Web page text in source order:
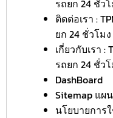
รถยก 24 ชั่ว
ติดต่อเรา :
ยก 24 ชั่วโม
เกี่ยวกับเรา :
รถยก 24 ชั่ว
DashBoard
Sitemap แผ
นโยบายการ